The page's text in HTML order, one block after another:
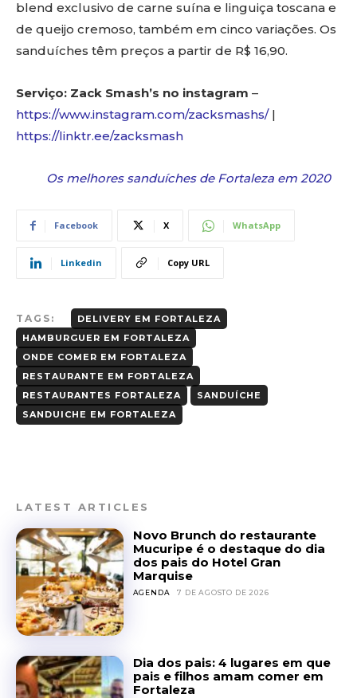
blend exclusivo de carne suína e linguiça toscana e
de queijo cremoso, também em cinco variações. Os
sanduíches têm preços a partir de R$ 16,90.
Serviço: Zack Smash’s no instagram –
https://www.instagram.com/zacksmashs/|
https://linktr.ee/zacksmash
Os melhores sanduíches de Fortaleza em 2020
Facebook X WhatsApp
Linkedin Copy URL
TAGS:
DELIVERY EM FORTALEZA
HAMBURGUER EM FORTALEZA
ONDE COMER EM FORTALEZA
RESTAURANTE EM FORTALEZA
RESTAURANTES FORTALEZA
SANDUÍCHE
SANDUICHE EM FORTALEZA
LATEST ARTICLES
Novo Brunch do restaurante
Mucuripe é o destaque do dia
dos pais do Hotel Gran
Marquise
AGENDA 7 DE AGOSTO DE 2026
Dia dos pais: 4 lugares em que
pais e filhos amam comer em
Fortaleza